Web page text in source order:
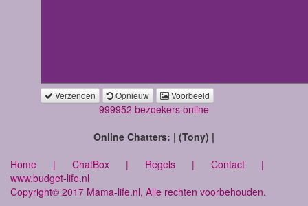
Verzenden Opnieuw Voorbeeld
999952 bezoekers online
Online Chatters: | (Tony) |
Home | ChatBox | Regels | Contact |
www.budget-life.nl
Copyright© 2017 Mama-life.nl, Alle rechten voorbehouden.